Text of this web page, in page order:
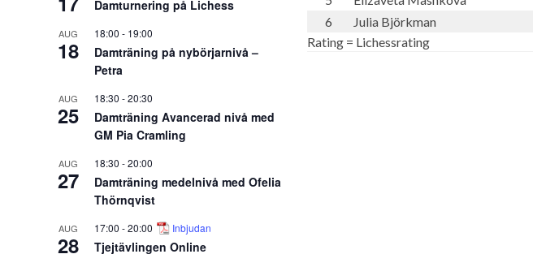
Damturnering på Lichess
AUG
18
18:00 - 19:00
Damträning på nybörjarnivå –
Petra
AUG
25
18:30 -20:30
Damträning Avancerad nivå med
GM Pia Cramling
AUG
27
18:30 -20:00
Damträning medelnivå med Ofelia
Thörnqvist
AUG
28
17:00 -20:00 Inbjudan
Tjejtävlingen Online
6
Julia Björkman
Rating = Lichessrating